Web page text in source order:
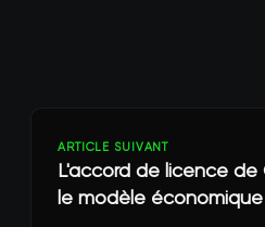
ARTICLE SUIVANT
L'accord de licence
le modèle